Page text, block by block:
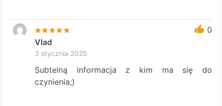
0
Vlad
3 stycznia 2025
Subtelną informacja z kim ma się do
czynienia;)